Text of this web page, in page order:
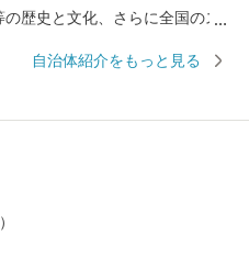
歴史と文化、さらに全国のス
民体育館)」などの地域文化を大
自治体紹介をもっと見る